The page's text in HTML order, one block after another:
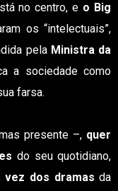
no centro, e o Big
os “intelectuais”,
pela Ministra da
a sociedade como
farsa.
presente –, quer
do seu quotidiano,
vez dos dramas da